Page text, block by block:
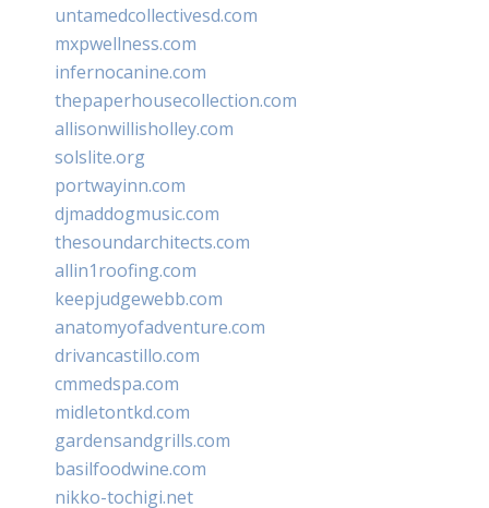
untamedcollectivesd.com
mxpwellness.com
infernocanine.com
thepaperhousecollection.com
allisonwillisholley.com
solslite.org
portwayinn.com
djmaddogmusic.com
thesoundarchitects.com
allin1roofing.com
keepjudgewebb.com
anatomyofadventure.com
drivancastillo.com
cmmedspa.com
midletontkd.com
gardensandgrills.com
basilfoodwine.com
nikko-tochigi.net